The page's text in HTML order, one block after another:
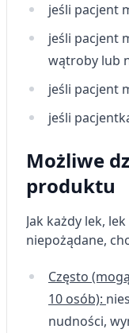
jeśli pacjent
jeśli pacjent
wątroby lub
jeśli pacjent
jeśli
Możliwe
produktu
Jak każdy lek,
niepożądane,
Często
10 osób):
nudności,